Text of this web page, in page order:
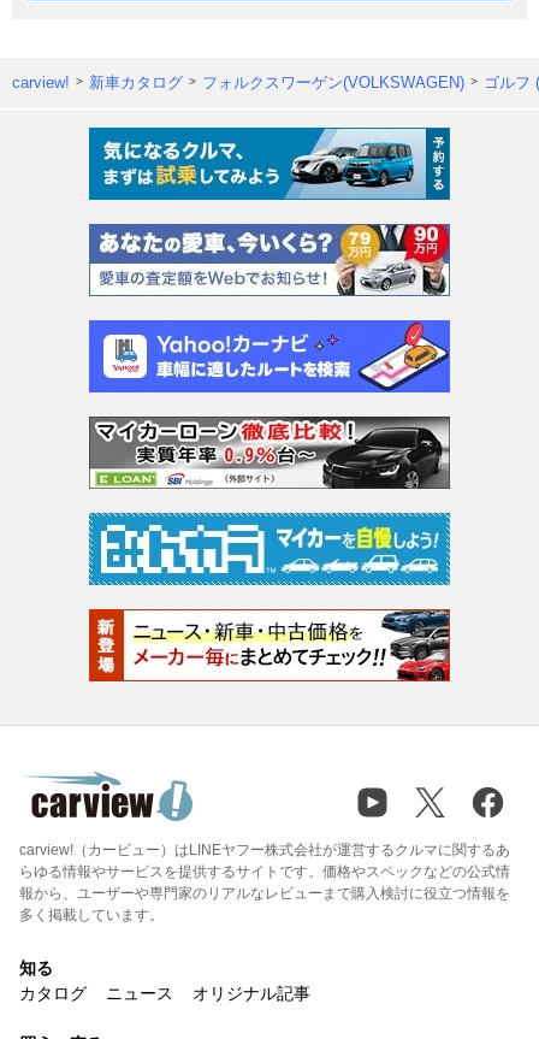
carview! 新車カタログ フォルクスワーゲン(VOLKSWAGEN) ゴルフ
carview!（カービュー）はLINEヤフー株式会社が運営するクルマに関するあ
らゆる情報やサービスを提供するサイトです。価格やスペックなどの公式情
報から、ユーザーや専門家のリアルなレビューまで購入検討に役立つ情報を
多く掲載しています。
知る
カタログ
ニュース オリジナル記事